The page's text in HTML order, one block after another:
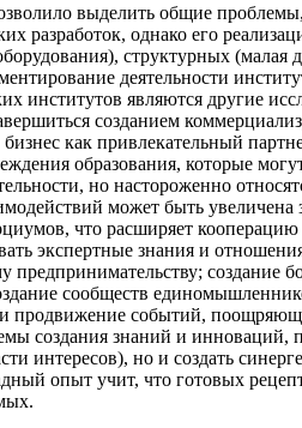
выделить общие
разработок, однако его
структурных
деятельности
институтов являются другие
созданием
как привлекательный
образования, которые
но настороженно
может быть
что расширяет
экспертные знания и
сообществ
и продвижение событий,
создания знаний и инноваций,
интересов), но и создать
опыт учит, что готовых